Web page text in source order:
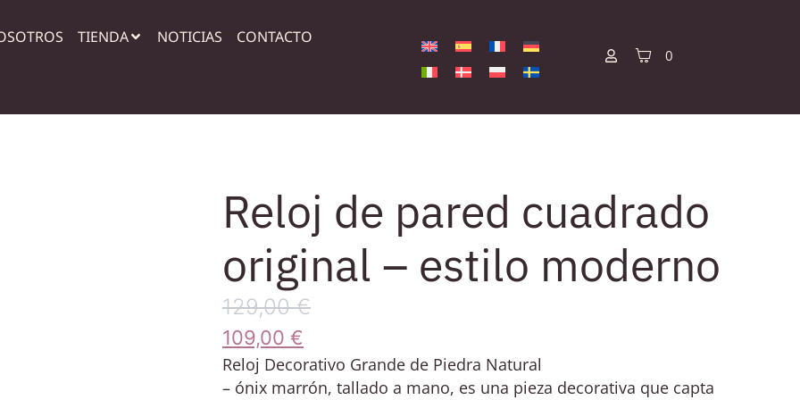
TIENDA NOTICIAS CONTACTO
0
Reloj de pared cuadrado
original – estilo moderno
129,00€
109,00 €
Reloj Decorativo Grande de Piedra Natural
– ónix marrón, tallado a mano, es una pieza decorativa que capta